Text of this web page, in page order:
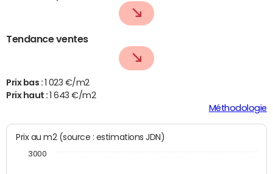
Tendance ventes
Prix bas :
1 023 €/m2
Prix haut :
1 643 €/m2
Méthodologie
Prix au m2 (source : estimations JDN)
3000